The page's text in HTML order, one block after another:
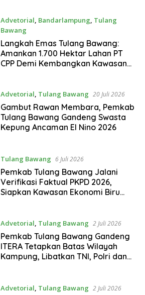
Advetorial, Bandarlampung, Tulang
Bawang
23 Juli 2026
Langkah Emas Tulang Bawang:
Amankan 1.700 Hektar Lahan PT
CPP Demi Kembangkan Kawasan
Advetorial, Tulang Bawang 20 Juli 2026
Gambut Rawan Membara, Pemkab
Tulang Bawang Gandeng Swasta
Kepung Ancaman El Nino 2026
Tulang Bawang 6 Juli 2026
Pemkab Tulang Bawang Jalani
Verifikasi Faktual PKPD 2026,
Siapkan Kawasan Ekonomi Biru
Advetorial, Tulang Bawang 2 Juli 2026
Pemkab Tulang Bawang Gandeng
ITERA Tetapkan Batas Wilayah
Kampung, Libatkan TNI, Polri dan
Advetorial, Tulang Bawang 2 Juli 2026